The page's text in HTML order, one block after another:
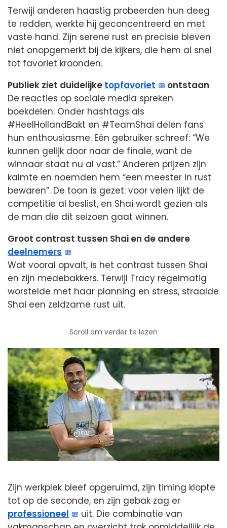
Terwijl anderen haastig probeerden hun deeg
te redden, werkte hij geconcentreerd en met
vaste hand. Zijn serene rust en precisie bleven
niet onopgemerkt bij de kijkers, die hem al snel
tot favoriet kroonden.
Publiek ziet duidelijke topfavoriet
ontstaan
De reacties op sociale media spreken
boekdelen. Onder hashtags als
#HeelHollandBakt en #TeamShai delen fans
hun enthousiasme. Eén gebruiker schreef: “We
kunnen gelijk door naar de finale, want de
winnaar staat nu al vast.” Anderen prijzen zijn
kalmte en noemden hem “een meester in rust
bewaren”. De toon is gezet: voor velen lijkt de
competitie al beslist, en Shai wordt gezien als
de man die dit seizoen gaat winnen.
Groot contrast tussen Shai en de andere
deelnemers
Wat vooral opvalt, is het contrast tussen Shai
en zijn medebakkers. Terwijl Tracy regelmatig
worstelde met haar planning en stress, straalde
Shai een zeldzame rust uit.
Scroll om verder te lezen
Zijn werkplek bleef opgeruimd, zijn timing klopte
tot op de seconde, en zijn gebak zag er
professioneel
uit. Die combinatie van